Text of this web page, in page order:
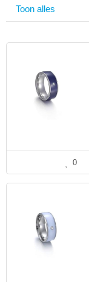
Toon alles
0